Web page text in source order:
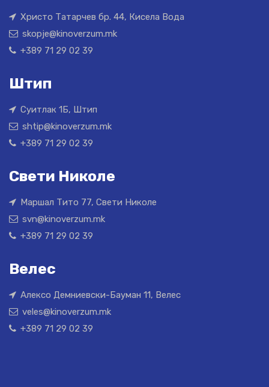
Христо Татарчев бр. 44, Кисела Вода
skopje@kinoverzum.mk
+389 71 29 02 39
Штип
Суитлак 1Б, Штип
shtip@kinoverzum.mk
+389 71 29 02 39
Свети Николе
Маршал Тито 77, Свети Николе
svn@kinoverzum.mk
+389 71 29 02 39
Велес
Алексо Демниевски-Бауман 11, Велес
veles@kinoverzum.mk
+389 71 29 02 39